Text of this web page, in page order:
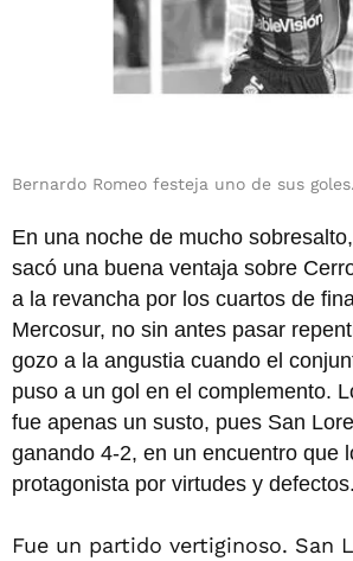
Bernardo Romeo festeja uno de sus goles.
En una noche de mucho
sacó una buena ventaja sobre
a la revancha por los cuartos de
Mercosur, no sin antes pasar
gozo a la angustia cuando el
puso a un gol en el complemento.
fue apenas un susto, pues San
ganando 4-2, en un encuentro que
protagonista por virtudes y defectos.
Fue un partido vertiginoso. San